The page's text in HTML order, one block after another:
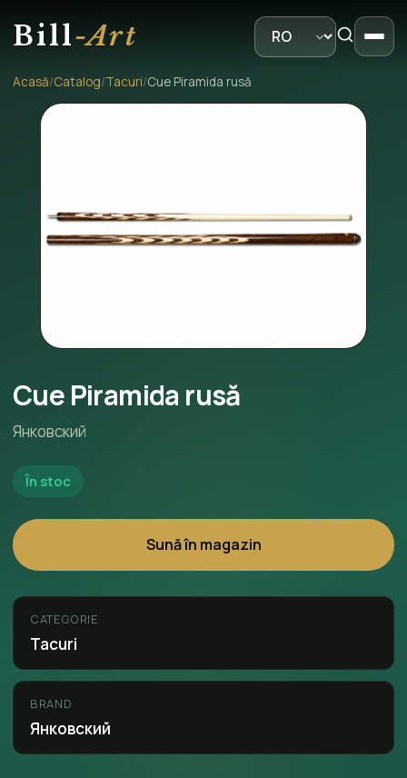
Bill-Art
Acasă/Catalog/Tacuri/Cue Piramida rusă
Cue Piramida rusă
Янковский
În stoc
Sună în magazin
CATEGORIE
Tacuri
BRAND
Янковский